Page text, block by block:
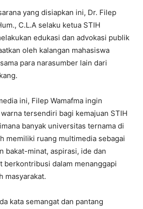
yang disiapkan ini, Dr. Filep
C.L.A selaku ketua STIH
edukasi dan advokasi publik
oleh kalangan mahasiswa
para narasumber lain dari
ini, Filep Wamafma ingin
tersendiri bagi kemajuan STIH
banyak universitas ternama di
memiliki ruang multimedia sebagai
bakat-minat, aspirasi, ide dan
berkontribusi dalam menanggapi
masyarakat.
kata semangat dan pantang